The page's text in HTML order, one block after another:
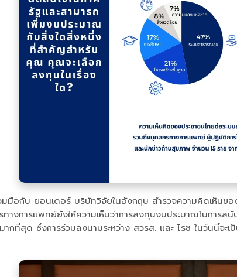
อกับ ยอนเดอร์ บริษัทวิจัยในอังกฤษ สำรวจความคิดเห็นขอ
การแพทย์ยังให้ความเห็นว่าการลงทุนงบประมาณในการสนั
กที่สุด ซึ่งการร่วมลงนามระหว่าง สวรส. และ โรช ในวันนี้จ